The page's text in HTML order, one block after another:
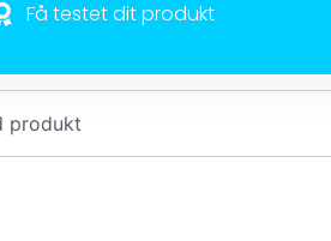
Få testet dit produkt